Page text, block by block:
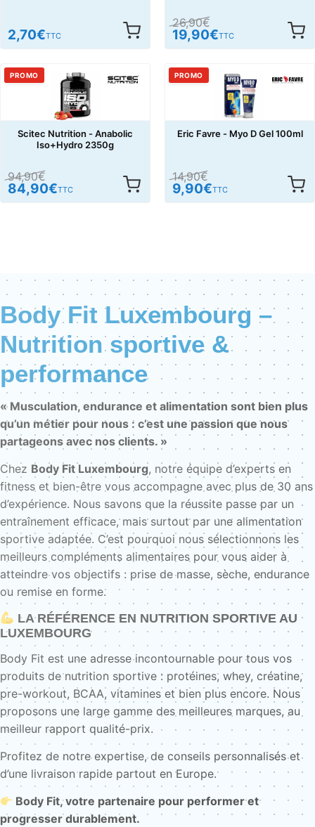
2,70€TTC
26,90€
19,90€TTC
PROMO
Scitec Nutrition - Anabolic
Iso+Hydro 2350g
94,90€
84,90€TTC
PROMO
Eric Favre - Myo D Gel 100ml
14,90€
9,90€TTC
Body Fit Luxembourg –
Nutrition sportive &
performance
« Musculation, endurance et alimentation sont bien plus
qu’un métier pour nous : c’est une passion que nous
partageons avec nos clients. »
Chez Body Fit Luxembourg, notre équipe d’experts en
fitness et bien-être vous accompagne avec plus de 30 ans
d’expérience. Nous savons que la réussite passe par un
entraînement efficace, mais surtout par une alimentation
sportive adaptée. C’est pourquoi nous sélectionnons les
meilleurs compléments alimentaires pour vous aider à
atteindre vos objectifs : prise de masse, sèche, endurance
ou remise en forme.
LA RÉFÉRENCE EN NUTRITION SPORTIVE AU
LUXEMBOURG
Body Fit est une adresse incontournable pour tous vos
produits de nutrition sportive : protéines, whey, créatine,
pre-workout, BCAA, vitamines et bien plus encore. Nous
proposons une large gamme des meilleures marques, au
meilleur rapport qualité-prix.
Profitez de notre expertise, de conseils personnalisés et
d’une livraison rapide partout en Europe.
Body Fit, votre partenaire pour performer et
progresser durablement.